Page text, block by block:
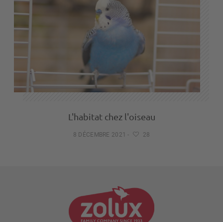
L'habitat chez l'oiseau
8 DÉCEMBRE 2021 - 28